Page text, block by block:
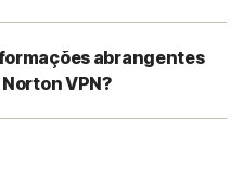
abrangentes
VPN?